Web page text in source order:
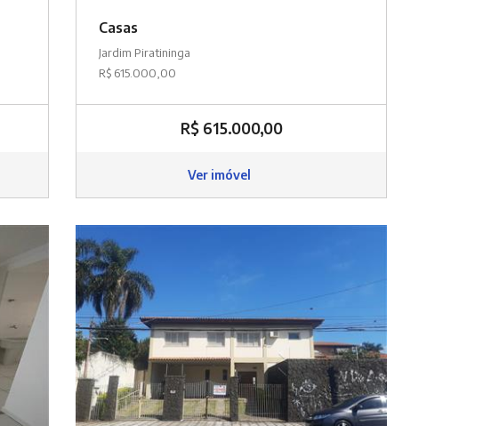
Casas
Jardim Piratininga
R$ 615.000,00
R$ 615.000,00
Ver imóvel